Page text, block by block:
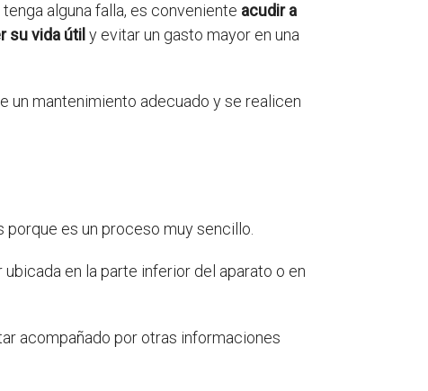
alguna falla, es conveniente acudir a
su vida útil y evitar un gasto mayor en una
un mantenimiento adecuado y se realicen
es un proceso muy sencillo.
en la parte inferior del aparato o en
acompañado por otras informaciones